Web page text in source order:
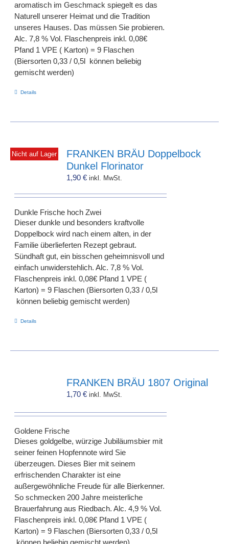
aromatisch im Geschmack spiegelt es das
Naturell unserer Heimat und die Tradition
unseres Hauses. Das müssen Sie probieren.
Alc. 7,8 % Vol. Flaschenpreis inkl. 0,08€
Pfand 1 VPE ( Karton) = 9 Flaschen
(Biersorten 0,33 / 0,5l können beliebig
gemischt werden)
Details
Nicht auf Lager
FRANKEN BRÄU Doppelbock
Dunkel Florinator
1,90€ inkl. MwSt.
Dunkle Frische hoch Zwei
Dieser dunkle und besonders kraftvolle
Doppelbock wird nach einem alten, in der
Familie überlieferten Rezept gebraut.
Sündhaft gut, ein bisschen geheimnisvoll und
einfach unwiderstehlich. Alc. 7,8 % Vol.
Flaschenpreis inkl. 0,08€ Pfand 1 VPE (
Karton) = 9 Flaschen (Biersorten 0,33 / 0,5l
können beliebig gemischt werden)
Details
FRANKEN BRÄU 1807 Original
1,70€ inkl. MwSt.
Goldene Frische
Dieses goldgelbe, würzige Jubiläumsbier mit
seiner feinen Hopfennote wird Sie
überzeugen. Dieses Bier mit seinem
erfrischenden Charakter ist eine
außergewöhnliche Freude für alle Bierkenner.
So schmecken 200 Jahre meisterliche
Brauerfahrung aus Riedbach. Alc. 4,9 % Vol.
Flaschenpreis inkl. 0,08€ Pfand 1 VPE (
Karton) = 9 Flaschen (Biersorten 0,33 / 0,5l
können beliebig gemischt werden)